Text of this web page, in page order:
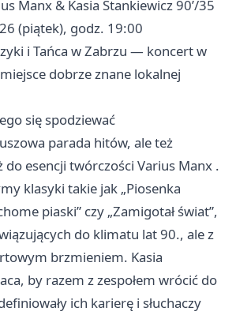
Manx & Kasia Stankiewicz 90’/35
(piątek), godz. 19:00
i Tańca w Zabrzu — koncert w
dobrze znane lokalnej
się spodziewać
parada hitów, ale też
esencji twórczości Varius Manx .
klasyki takie jak „Piosenka
piaski” czy „Zamigotał świat”,
do klimatu lat 90., ale z
brzmieniem. Kasia
by razem z zespołem wrócić do
ich karierę i słuchaczy